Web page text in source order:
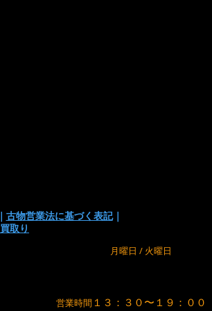
古物営業法に基づく表記｜
買取り
月曜日 / 火曜日
営業時間 １３：３０〜１９：００